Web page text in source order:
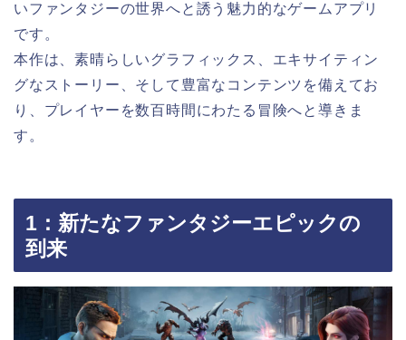
いファンタジーの世界へと誘う魅力的なゲームアプリ
です。
本作は、素晴らしいグラフィックス、エキサイティン
グなストーリー、そして豊富なコンテンツを備えてお
り、プレイヤーを数百時間にわたる冒険へと導きま
す。
1：新たなファンタジーエピックの
到来